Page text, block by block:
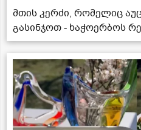
მთის კერძი, რომელიც
გასინჯოთ - ხაჭოერბოს